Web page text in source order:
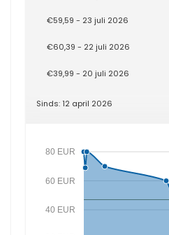
€59,59 - 23 juli 2026
€60,39 - 22 juli 2026
€39,99 - 20 juli 2026
Sinds: 12 april 2026
40 EUR
60 EUR
80 EUR